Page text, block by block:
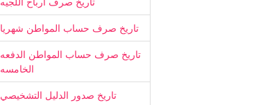
تاريخ صرف حساب المواطن شهريا
تاريخ صرف حساب المواطن الدفعه
الخامسه
تاريخ صدور الدليل التشخيصي